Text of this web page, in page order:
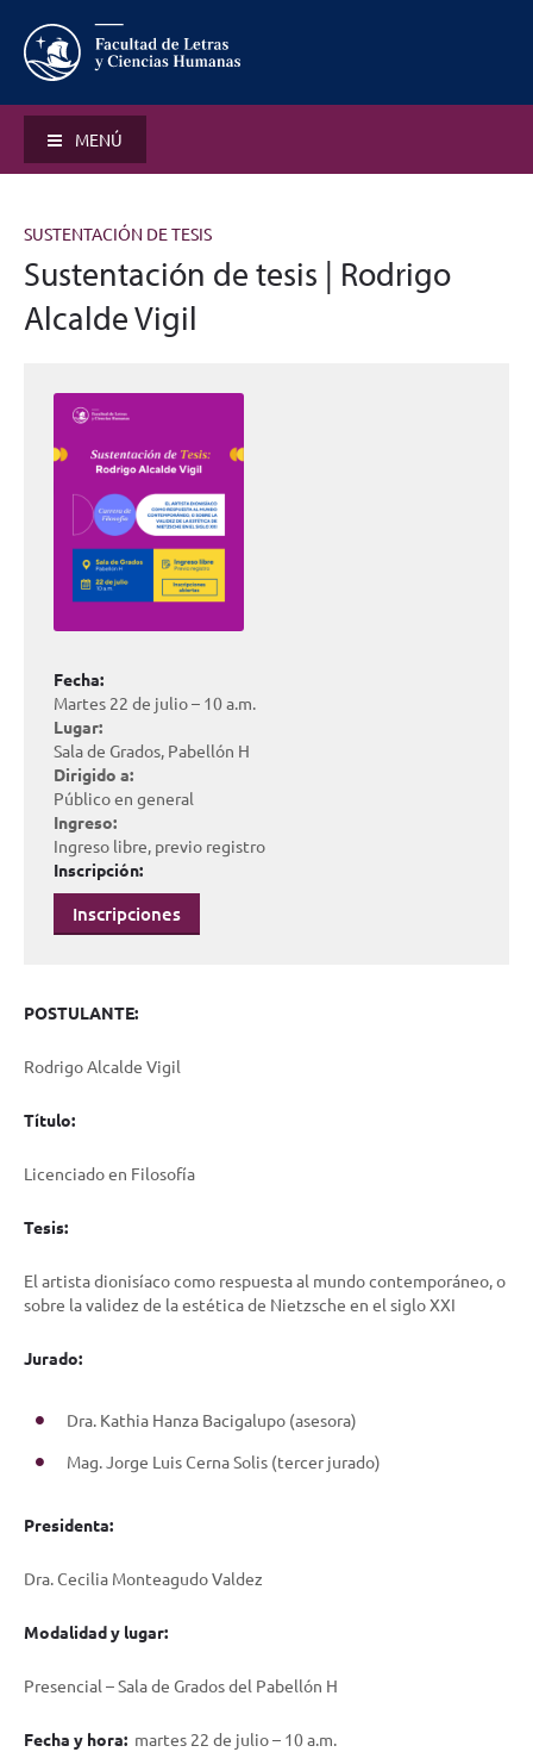
MENÚ
SUSTENTACIÓN DE TESIS
Sustentación de tesis | Rodrigo
Alcalde Vigil
Fecha:
Martes 22 de julio – 10 a.m.
Lugar:
Sala de Grados, Pabellón H
Dirigido a:
Público en general
Ingreso:
Ingreso libre, previo registro
Inscripción:
Inscripciones
POSTULANTE:
Rodrigo Alcalde Vigil
Título:
Licenciado en Filosofía
Tesis:
El artista dionisíaco como respuesta al mundo contemporáneo, o
sobre la validez de la estética de Nietzsche en el siglo XXI
Jurado:
Dra. Kathia Hanza Bacigalupo (asesora)
Mag. Jorge Luis Cerna Solis (tercer jurado)
Presidenta:
Dra. Cecilia Monteagudo Valdez
Modalidad y lugar:
Presencial – Sala de Grados del Pabellón H
Fecha y hora: martes 22 de julio – 10 a.m.